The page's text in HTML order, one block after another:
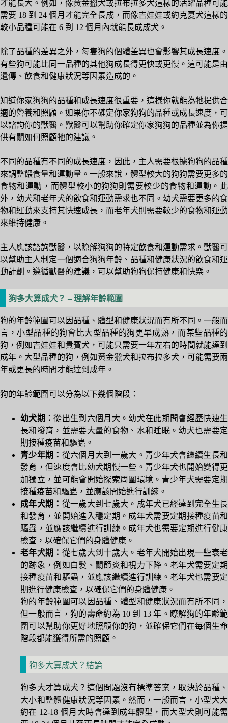
才能長大。例如，像黃金獵犬或拉布拉多犬這樣的活躍品種可能
需要 18 到 24 個月才能完全長成，而像吉娃娃或約克夏犬這樣的
較小品種可能在 6 到 12 個月內就能長成成犬。
除了品種的差異之外，每隻狗的個體差異也會影響其成長速度。
有些狗可能比同一品種的其他狗成長得更快或更慢。這可能是由
遺傳、飲食和健康狀況等因素造成的。
知道你家狗狗的品種和成長速度很重要，這樣你就能為牠提供合
適的營養和照顧。如果你不確定你家狗狗的品種或成長速度，可
以諮詢你的獸醫。獸醫可以幫助你確定你家狗狗的品種並為你提
供有關如何照顧牠的建議。
不同的品種有不同的成長速度，因此，主人需要根據狗狗的品種
來調整餵食量和運動量。一般來說，體型較大的狗狗需要更多的
食物和運動，而體型較小的狗狗則需要較少的食物和運動。此
外，幼犬和老年犬的飲食和運動需求也不同。幼犬需要更多的食
物和運動來支持其快速成長，而老年犬則需要較少的食物和運動
來維持健康。
主人應該諮詢獸醫，以瞭解狗狗的特定飲食和運動需求。獸醫可
以幫助主人制定一個適合狗狗年齡、品種和健康狀況的飲食和運
動計劃。遵循獸醫的建議，可以幫助狗狗保持健康和快樂。
狗多大算成犬？ – 理解年齡範圍
狗的年齡範圍可以因品種、體型和健康狀況而有所不同。一般而
言，小型品種的狗會比大型品種的狗更早成熟，而某些品種的
狗，例如吉娃娃和貴賓犬，可能只需要一年左右的時間就能達到
成年。大型品種的狗，例如黃金獵犬和拉布拉多犬，可能需要兩
年或更長的時間才能達到成年。
狗的年齡範圍可以分為以下幾個階段：
幼犬期：從出生到六個月大。幼犬在此期間會經歷快速生
長和發育，並需要大量的食物、水和睡眠。幼犬也需要定
期接種疫苗和驅蟲。
青少年期： 從六個月大到一歲大。青少年犬會繼續生長和
發育，但速度會比幼犬期慢一些。青少年犬也開始變得更
加獨立，並可能會開始探索周圍環境。青少年犬需要定期
接種疫苗和驅蟲，並應該開始進行訓練。
成年犬期： 從一歲大到七歲大。成年犬已經達到完全生長
和發育，並開始進入穩定期。成年犬需要定期接種疫苗和
驅蟲，並應該繼續進行訓練。成年犬也需要定期進行健康
檢查，以確保它們的身體健康。
老年犬期： 從七歲大到十歲大。老年犬開始出現一些衰老
的跡象，例如白髮、關節炎和視力下降。老年犬需要定期
接種疫苗和驅蟲，並應該繼續進行訓練。老年犬也需要定
期進行健康檢查，以確保它們的身體健康。
狗的年齡範圍可以因品種、體型和健康狀況而有所不同，
但一般而言，狗的壽命約為 10 到 13 年。瞭解狗的年齡範
圍可以幫助你更好地照顧你的狗，並確保它們在每個生命
階段都能獲得所需的照顧。
狗多大算成犬？結論
狗多大才算成犬？這個問題沒有標準答案，取決於品種、
大小和整體健康狀況等因素。然而，一般而言，小型犬大
約在 12-18 個月大時會達到成年體型，而大型犬則可能需